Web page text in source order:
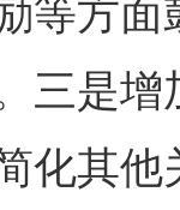
等方
三是
化其